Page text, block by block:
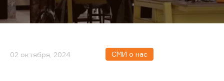
02 октября, 2024 СМИ о нас